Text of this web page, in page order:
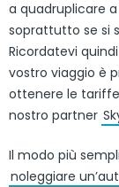
a quadruplicare
soprattutto se si
Ricordatevi
vostro viaggio è
ottenere le
nostro partner
Il modo più
noleggiare